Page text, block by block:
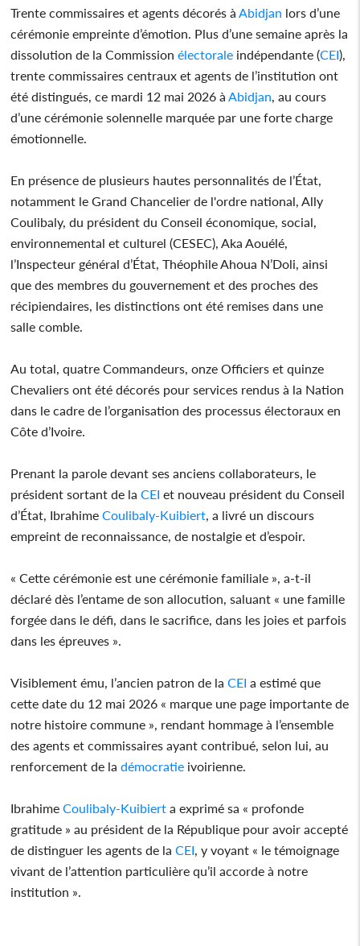
Trente commissaires et agents décorés à Abidjan lors d’une
cérémonie empreinte d’émotion. Plus d’une semaine après la
dissolution de la Commission électorale indépendante (CEI),
trente commissaires centraux et agents de l’institution ont
été distingués, ce mardi 12 mai 2026 à Abidjan , au cours
d’une cérémonie solennelle marquée par une forte charge
émotionnelle.
En présence de plusieurs hautes personnalités de l’État,
notamment le Grand Chancelier de l'ordre national, Ally
Coulibaly, du président du Conseil économique, social,
environnemental et culturel (CESEC), Aka Aouélé,
l’Inspecteur général d’État, Théophile Ahoua N’Doli, ainsi
que des membres du gouvernement et des proches des
récipiendaires, les distinctions ont été remises dans une
salle comble.
Au total, quatre Commandeurs, onze Officiers et quinze
Chevaliers ont été décorés pour services rendus à la Nation
dans le cadre de l’organisation des processus électoraux en
Côte d’Ivoire.
Prenant la parole devant ses anciens collaborateurs, le
président sortant de laCEI et nouveau président du Conseil
d’État, Ibrahime Coulibaly-Kuibiert , a livré un discours
empreint de reconnaissance, de nostalgie et d’espoir.
« Cette cérémonie est une cérémonie familiale », a-t-il
déclaré dès l’entame de son allocution, saluant « une famille
forgée dans le défi, dans le sacrifice, dans les joies et parfois
dans les épreuves ».
Visiblement ému, l’ancien patron de laCEI a estimé que
cette date du 12 mai 2026 « marque une page importante de
notre histoire commune », rendant hommage à l’ensemble
des agents et commissaires ayant contribué, selon lui, au
renforcement de la démocratie ivoirienne.
Ibrahime Coulibaly-Kuibiert a exprimé sa « profonde
gratitude » au président de la République pour avoir accepté
de distinguer les agents de laCEI , y voyant « le témoignage
vivant de l’attention particulière qu’il accorde à notre
institution ».